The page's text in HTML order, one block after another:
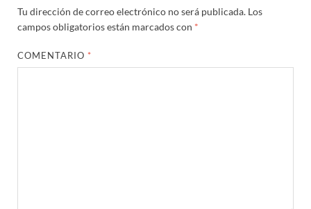
Tu dirección de correo electrónico no será publicada. Los
campos obligatorios están marcados con *
COMENTARIO *